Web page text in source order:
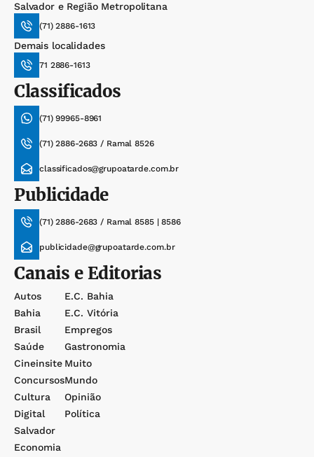
Salvador e Região Metropolitana
(71) 2886-1613
Demais localidades
71 2886-1613
Classificados
(71) 99965-8961
(71) 2886-2683 / Ramal 8526
classificados@grupoatarde.com.br
Publicidade
(71) 2886-2683 / Ramal 8585 | 8586
publicidade@grupoatarde.com.br
Canais e Editorias
Autos
Bahia
Brasil
Saúde
Cineinsite
Concursos
Cultura
Digital
Salvador
Economia
E.c. Bahia
E.c. Vitória
Empregos
Gastronomia
Muito
Mundo
Opinião
Política